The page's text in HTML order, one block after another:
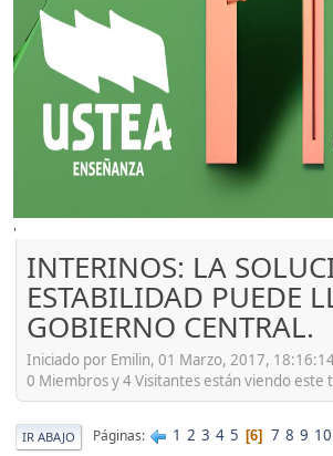
'
INTERINOS: LA
ESTABILIDAD PUEDE
GOBIERNO CENTRAL.
Iniciado por Emilin, 01 Marzo, 2017,
0 Miembros y 4 Visitantes están viendo este
IR ABAJO Páginas 1 2 3 4 5 6 7 8 9 10